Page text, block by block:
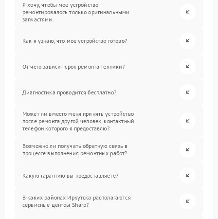
Я хочу, чтобы мое устройство
ремонтировалось только оригинальными
запчастями.
Как я узнаю, что мое устройство готово?
От чего зависит срок ремонта техники?
Диагностика проводится бесплатно?
Может ли вместо меня принять устройство
после ремонта другой человек, контактный
телефон которого я предоставлю?
Возможно ли получать обратную связь в
процессе выполнения ремонтных работ?
Какую гарантию вы предоставляете?
В каких районах Иркутска располагаются
сервисные центры Sharp?